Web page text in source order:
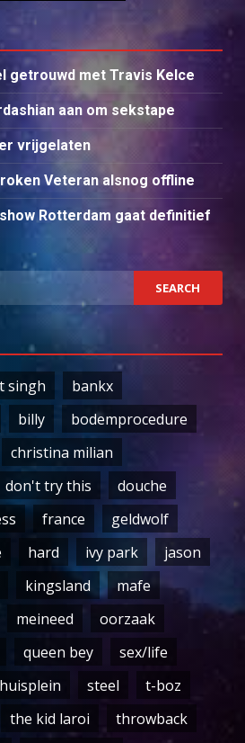
getrouwd met Travis Kelce
aan om sekstape
vrijgelaten
Veteran alsnog offline
Rotterdam gaat definitief
singh
bankx
billy
bodemprocedure
christina milian
don't try this
douche
france
geldwolf
hard ivy park
jason
kingsland
mafe
meineed
oorzaak
queen bey
sex/life
steel
t-boz
the kid laroi
throwback